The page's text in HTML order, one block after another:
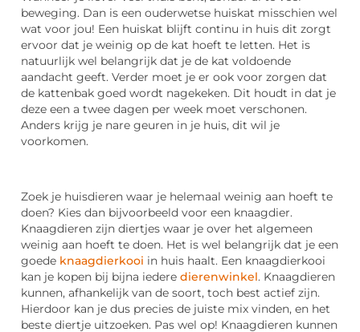
beweging. Dan is een ouderwetse huiskat misschien wel
wat voor jou! Een huiskat blijft continu in huis dit zorgt
ervoor dat je weinig op de kat hoeft te letten. Het is
natuurlijk wel belangrijk dat je de kat voldoende
aandacht geeft. Verder moet je er ook voor zorgen dat
de kattenbak goed wordt nagekeken. Dit houdt in dat je
deze een a twee dagen per week moet verschonen.
Anders krijg je nare geuren in je huis, dit wil je
voorkomen.
Zoek je huisdieren waar je helemaal weinig aan hoeft te
doen? Kies dan bijvoorbeeld voor een knaagdier.
Knaagdieren zijn diertjes waar je over het algemeen
weinig aan hoeft te doen. Het is wel belangrijk dat je een
goede knaagdierkooi in huis haalt. Een knaagdierkooi
kan je kopen bij bijna iedere dierenwinkel. Knaagdieren
kunnen, afhankelijk van de soort, toch best actief zijn.
Hierdoor kan je dus precies de juiste mix vinden, en het
beste diertje uitzoeken. Pas wel op! Knaagdieren kunnen